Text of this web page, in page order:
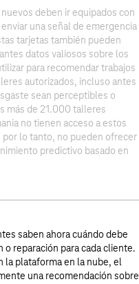
deben ir equipados con
una señal de emergencia
tarjetas también pueden
datos valiosos sobre los
para recomendar trabajos
autorizados, incluso antes
sean perceptibles o
más de 21.000 talleres
no tienen acceso a estos
por lo tanto, no pueden ofrecer
predictivo basado en
saben ahora cuándo debe
o reparación para cada cliente.
la plataforma en la nube, el
una recomendación sobre